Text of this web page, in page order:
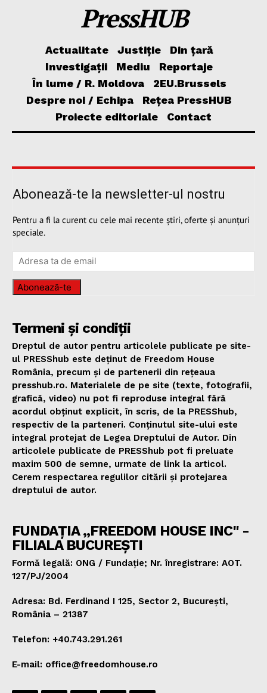
PressHUB
Actualitate Justiție
Din țară
Investigații
Mediu
Reportaje
În lume / R. Moldova
2EU.Brussels
Despre noi / Echipa
Rețea PressHUB
Proiecte editoriale
Contact
Abonează-te la newsletter-ul nostru
Pentru a fi la curent cu cele mai recente știri, oferte și anunțuri
speciale.
Abonează-te
Termeni și condiții
Dreptul de autor pentru articolele publicate pe site-
ul PRESShub este deținut de Freedom House
România, precum și de partenerii din rețeaua
presshub.ro. Materialele de pe site (texte, fotografii,
grafică, video) nu pot fi reproduse integral fără
acordul obținut explicit, în scris, de la PRESShub,
respectiv de la parteneri. Conținutul site-ului este
integral protejat de Legea Dreptului de Autor. Din
articolele publicate de PRESShub pot fi preluate
maxim 500 de semne, urmate de link la articol.
Cerem respectarea regulilor citării și protejarea
dreptului de autor.
FUNDAȚIA „FREEDOM HOUSE INC" -
FILIALA BUCUREȘTI
Formă legală: ONG / Fundație; Nr. înregistrare: AOT.
127/PJ/2004
Adresa: Bd. Ferdinand I 125, Sector 2, București,
România – 21387
Telefon: +40.743.291.261
E-mail: office@freedomhouse.ro